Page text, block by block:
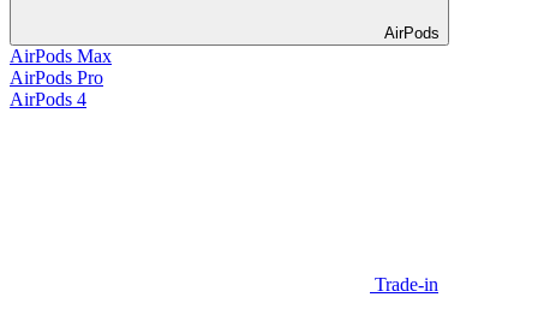
AirPods
AirPods Max
AirPods Pro
AirPods 4
Trade-in